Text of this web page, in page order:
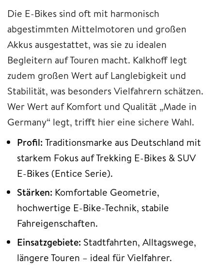
Die E-Bikes sind oft mit harmonisch
abgestimmten Mittelmotoren und großen
Akkus ausgestattet, was sie zu idealen
Begleitern auf Touren macht. Kalkhoff legt
zudem großen Wert auf Langlebigkeit und
Stabilität, was besonders Vielfahrern schätzen.
Wer Wert auf Komfort und Qualität „Made in
Germany“ legt, trifft hier eine sichere Wahl.
Profil: Traditionsmarke aus Deutschland mit
starkem Fokus auf Trekking E-Bikes & SUV
E-Bikes (Entice Serie).
Stärken: Komfortable Geometrie,
hochwertige E-Bike-Technik, stabile
Fahreigenschaften.
Einsatzgebiete: Stadtfahrten, Alltagswege,
längere Touren – ideal für Vielfahrer.